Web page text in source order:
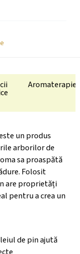
Aromaterapie
un produs
arborilor de
sa proaspătă
Folosit
are proprietăți
pentru a crea un
de pin ajută